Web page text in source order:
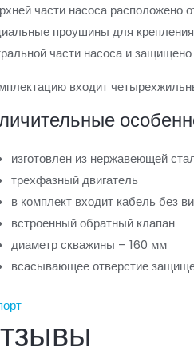
части насоса расположено
проушины для
части насоса и
входит
изготовлен из нержавеющей
трехфазный двигатель
в комплект входит кабель без
встроенный обратный клапан
диаметр скважины – 160 мм
всасывающее отверстие